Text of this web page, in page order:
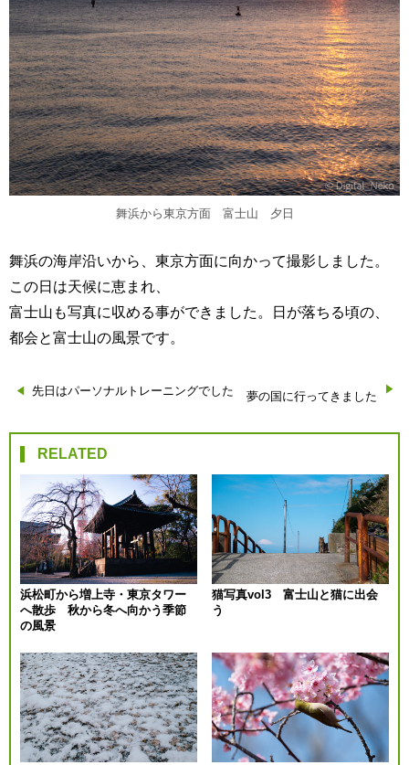
舞浜から東京方面 富士山 夕日
舞浜の海岸沿いから、東京方面に向かって撮影しました。
この日は天候に恵まれ、
富士山も写真に収める事ができました。日が落ちる頃の、
都会と富士山の風景です。
投
稿
ナ
ビ
ゲ
ー
シ
ョ
ン
先日はパーソナルトレーニングでした 夢の国に行ってきました
RELATED
浜松町から増上寺・東京タワー
へ散歩 秋から冬へ向かう季節
の風景
猫写真vol3 富士山と猫に出会
う